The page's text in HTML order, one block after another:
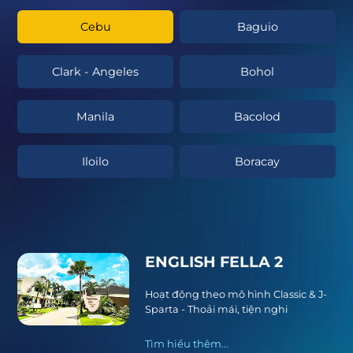
Cebu Baguio
Clark - Angeles Bohol
Manila Bacolod
Iloilo Boracay
ENGLISH FELLA 2
Hoạt động theo mô hình Classic & J-
Sparta - Thoải mái, tiện nghi
Tìm hiểu thêm...